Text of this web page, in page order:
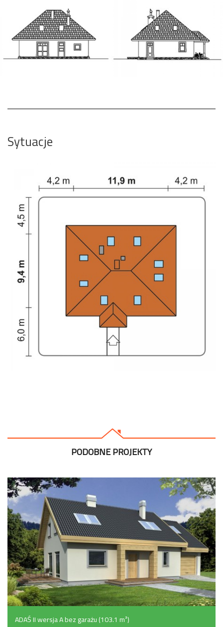
Sytuacje
PODOBNE PROJEKTY
ADAŚ II wersja A bez garażu (103.1 m²)